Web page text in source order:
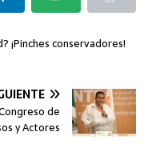
¡Pinches conservadores!
de
y Actores